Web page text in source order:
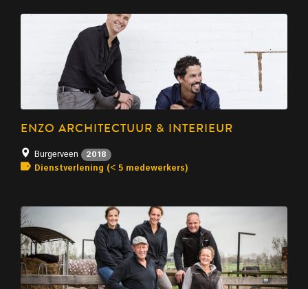
ENZO ARCHITECTUUR & INTERIEUR
Burgerveen 2018
Dienstverlening (< 5 medewerkers)